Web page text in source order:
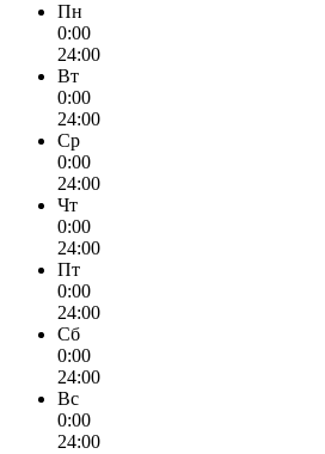
Пн
0:00
24:00
Вт
0:00
24:00
Ср
0:00
24:00
Чт
0:00
24:00
Пт
0:00
24:00
Сб
0:00
24:00
Вс
0:00
24:00